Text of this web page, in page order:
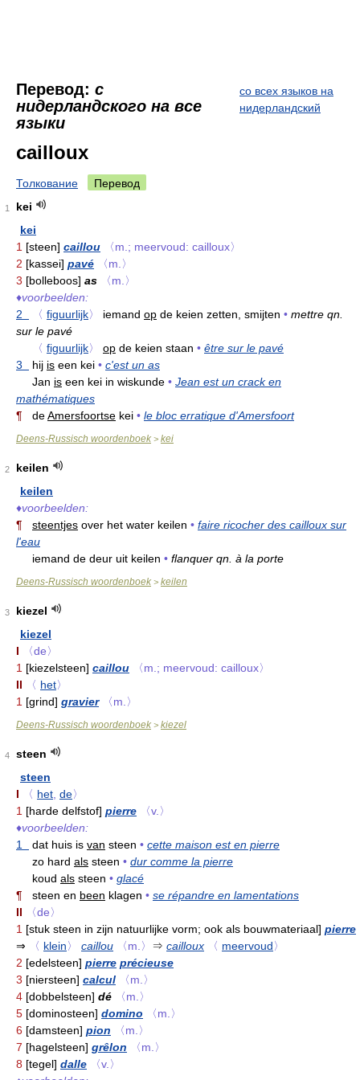
Перевод: с
нидерландского на все
языки
со всех языков на
нидерландский
cailloux
Толкование Перевод
1
kei
kei
1 [steen] caillou
〈m.; meervoud: cailloux〉
2 [kassei] pavé
〈m.〉
3 [bolleboos] as
〈m.〉
♦voorbeelden:
2
〈 figuurlijk〉 iemand op de keien zetten, smijten • mettre qn.
sur le pavé
〈 figuurlijk〉 op de keien staan • être sur le pavé
3
hij is een kei • c'est un as
Jan is een kei in wiskunde • Jean est un crack en
mathématiques
¶ deAmersfoortse kei • le bloc erratique d'Amersfoort
Deens-Russisch woordenboek > kei
2
keilen
keilen
♦voorbeelden:
¶ steentjes over het water keilen • faire ricocher des cailloux sur
l'eau
iemand de deur uit keilen • flanquer qn. à la porte
Deens-Russisch woordenboek > keilen
3
kiezel
kiezel
I
〈de〉
1 [kiezelsteen] caillou
〈m.; meervoud: cailloux〉
II
〈 het〉
1 [grind] gravier 〈m.〉
Deens-Russisch woordenboek > kiezel
4
steen
steen
I
〈 het de〉
1 [harde delfstof] pierre
〈v.〉
♦voorbeelden:
1
dat huis is van steen • cette maison est en pierre
zo hard als steen • dur comme la pierre
koud als steen • glacé
¶ steen en been klagen • se répandre en lamentations
II
〈de〉
1 [stuk steen in zijn natuurlijke vorm; ook als bouwmateriaal] pierre
⇒
〈 klein〉 caillou 〈m.〉 ⇒ cailloux 〈 meervoud〉
2 [edelsteen] pierre précieuse
3 [niersteen] calcul
〈m.〉
4 [dobbelsteen] dé
〈m.〉
5 [dominosteen] domino
〈m.〉
6 [damsteen] pion
〈m.〉
7 [hagelsteen] grêlon
〈m.〉
8 [tegel] dalle
〈v.〉